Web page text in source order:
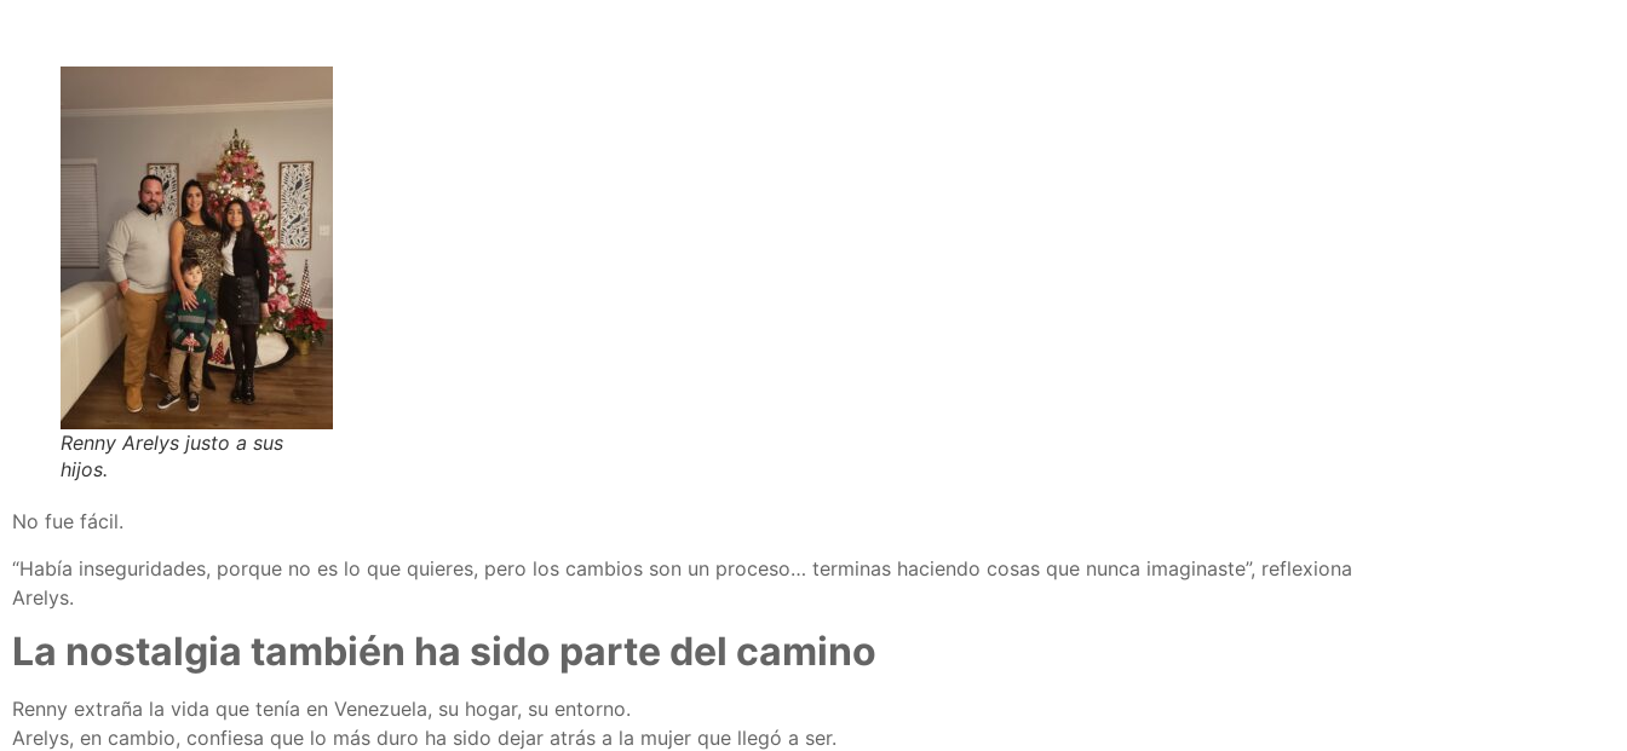
Renny Arelys justo a sus
hijos.
No fue fácil.
“Había inseguridades, porque no es lo que quieres, pero los cambios son un proceso… terminas haciendo cosas que nunca imaginaste”, reflexiona
Arelys.
La nostalgia también ha sido parte del camino
Renny extraña la vida que tenía en Venezuela, su hogar, su entorno.
Arelys, en cambio, confiesa que lo más duro ha sido dejar atrás a la mujer que llegó a ser.